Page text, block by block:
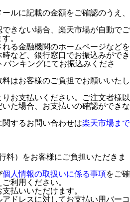
ルに記載の金額をご確認のうえ、
きない場合、楽天市場が自動でご
。
る金融機関のホームページなどを
など、銀行窓口でお振込みができ
ンキングにてお振込みくださ
はお客様のご負担でお願いいたし
お支払いください。ご注文者様以
た場合、お支払いの確認ができな
するお問い合わせは楽天市場まで
料）をお客様にご負担いただきま
個人情報の取扱いに係る事項をご確
利用ください。
払いいただけます。
ドレスに対してお支払い用バーコ